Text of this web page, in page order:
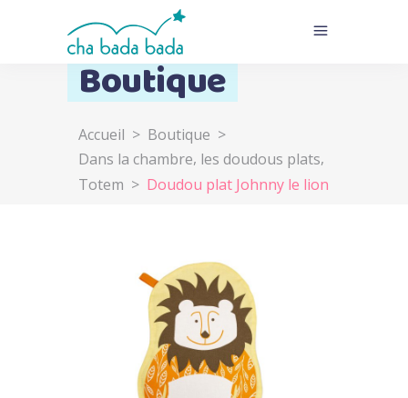
Boutique
Accueil > Boutique >
Dans la chambre, les doudous plats,
Totem > Doudou plat Johnny le lion